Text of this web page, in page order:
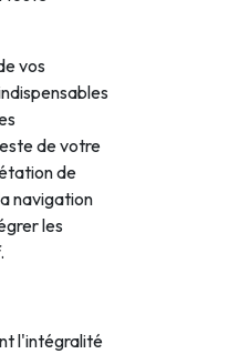
vos
de votre
de
navigation
les
l'intégralité